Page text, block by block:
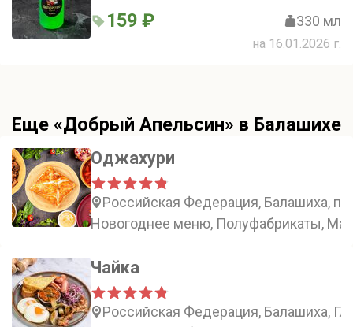
159 ₽ 330 мл
на 16.01.2026 г.
Еще «Добрый Апельсин» в Балашихе
Оджахури
Российская Федерация, Балашиха,
Новогоднее меню, Полуфабрикаты,
Чайка
Российская Федерация, Балашиха,